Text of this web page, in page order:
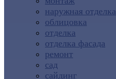
наружная отделка
облицовка
отделка
отделка фасада
ремонт
сад
сайдинг